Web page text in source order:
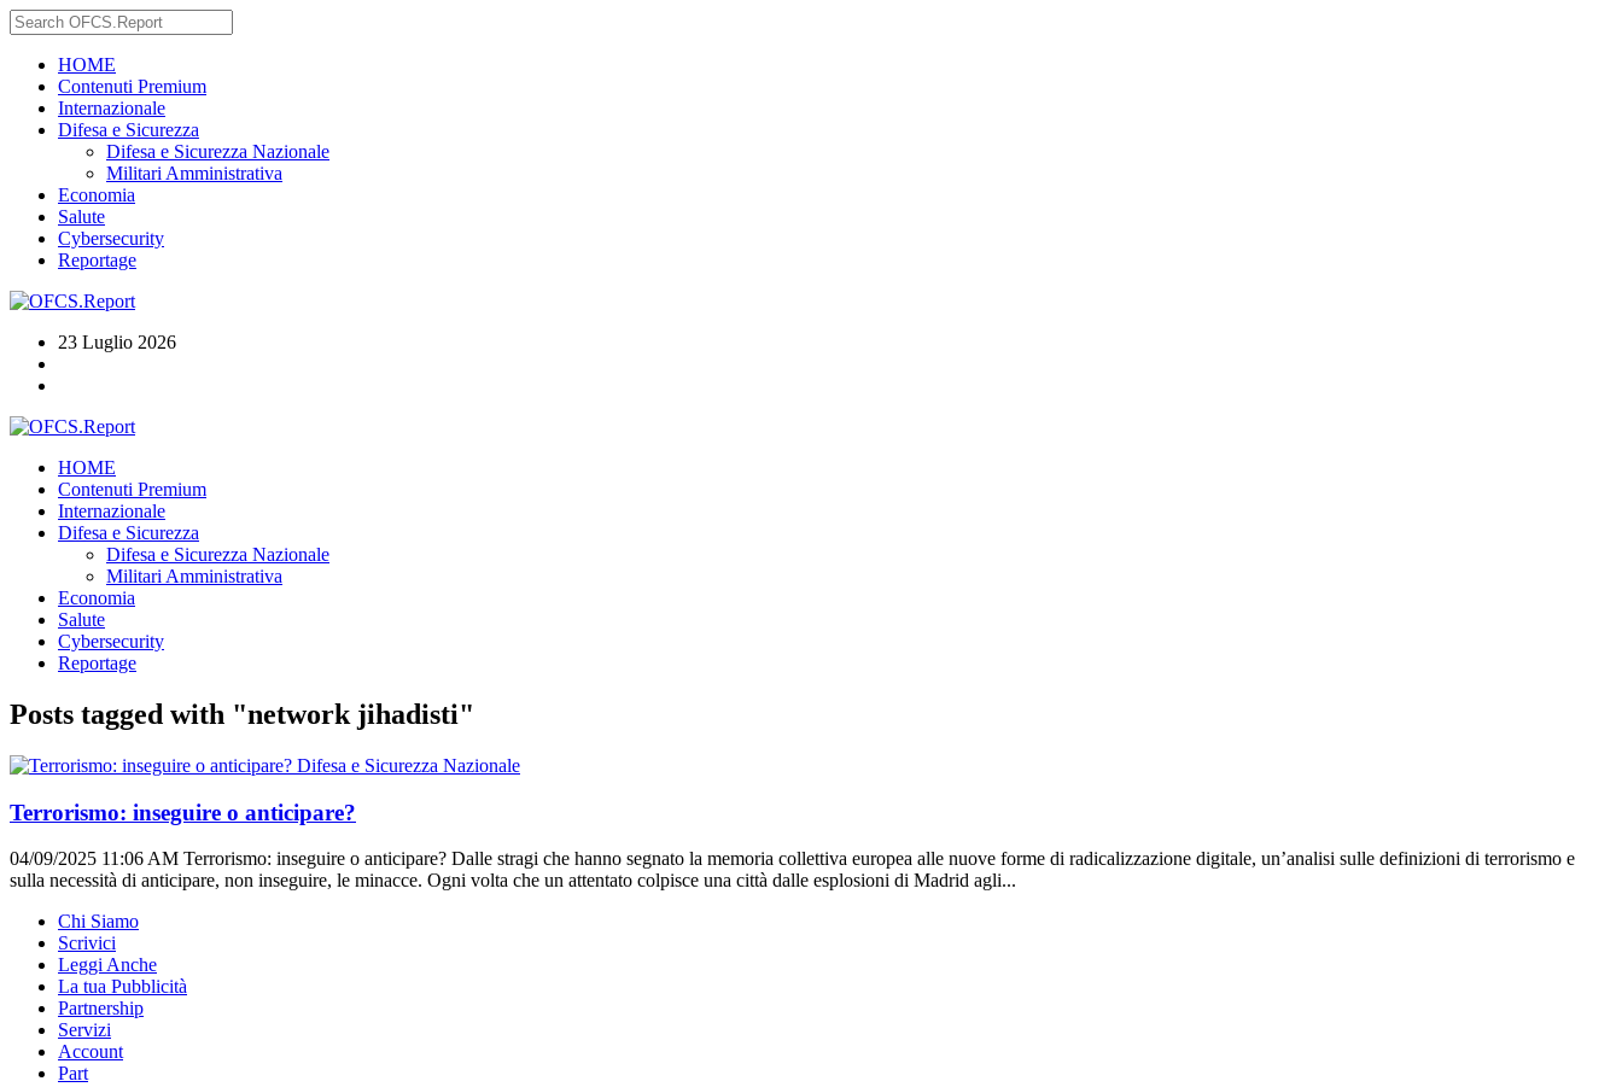
HOME
Contenuti Premium
Internazionale
Difesa e Sicurezza
Difesa e Sicurezza Nazionale
Militari Amministrativa
Economia
Salute
Cybersecurity
Reportage
23 Luglio 2026
HOME
Contenuti Premium
Internazionale
Difesa e Sicurezza
Difesa e Sicurezza Nazionale
Militari Amministrativa
Economia
Salute
Cybersecurity
Reportage
Posts tagged with "network jihadisti"
Difesa e Sicurezza Nazionale
Terrorismo: inseguire o anticipare?
04/09/2025 11:06 AM Terrorismo: inseguire o anticipare? Dalle stragi che hanno segnato la memoria collettiva europea alle nuove forme di radicalizzazione digitale, un’analisi sulle definizioni di terrorismo e
sulla necessità di anticipare, non inseguire, le minacce. Ogni volta che un attentato colpisce una città dalle esplosioni di Madrid agli...
Chi Siamo
Scrivici
Leggi Anche
La tua Pubblicità
Partnership
Servizi
Account
Part